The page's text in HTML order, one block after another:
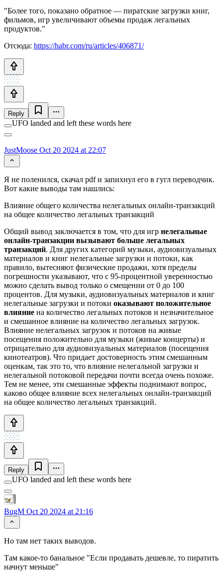
"Более того, показано обратное — пиратские загрузки книг,
фильмов, игр увеличивают объемы продаж легальных
продуктов."
Отсюда: https://habr.com/ru/articles/406871/
Reply
UFO landed and left these words here
JustMoose Oct 20 2024 at 22:07
Я не поленился, скачал pdf и запихнул его в гугл переводчик.
Вот какие выводы там нашлись:
Влияние общего количества нелегальных онлайн-транзакций
на общее количество легальных транзакций
Общий вывод заключается в том, что для игр нелегальные
онлайн-транзакции вызывают больше легальных
транзакций. Для других категорий музыки, аудиовизуальных
материалов и книг нелегальные загрузки и потоки, как
правило, вытесняют физические продажи, хотя пределы
погрешности указывают, что с 95-процентной уверенностью
можно сделать вывод только о смещении от 0 до 100
процентов. Для музыки, аудиовизуальных материалов и книг
нелегальные загрузки и потоки оказывают положительное
влияние на количество легальных потоков и незначительное
и смешанное влияние на количество легальных загрузок.
Влияние нелегальных загрузок и потоков на живые
посещения положительно для музыки (живые концерты) и
отрицательно для аудиовизуальных материалов (посещения
кинотеатров). Что придает достоверность этим смешанным
оценкам, так это то, что влияние нелегальной загрузки и
нелегальной потоковой передачи почти всегда очень похоже.
Тем не менее, эти смешанные эффекты поднимают вопрос,
каково общее влияние всех нелегальных онлайн-транзакций
на общее количество легальных транзакций.
Reply
UFO landed and left these words here
BugM Oct 20 2024 at 21:16
Но там нет таких выводов.
Там какое-то банальное "Если продавать дешевле, то пиратить
начнут меньше"